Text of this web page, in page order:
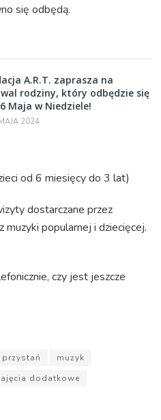
się odbędą.
A.R.T. zaprasza na
rodziny, który odbędzie się
Maja w Niedziele!
2024
od 6 miesięcy do 3 lat)
dostarczane przez
popularnej i dziecięcej.
czy jest jeszcze
przystań
muzyk
dodatkowe